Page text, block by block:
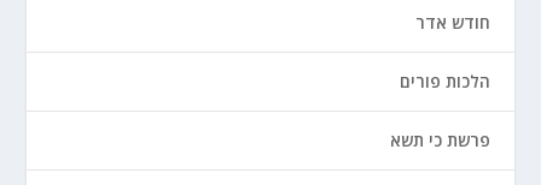
חודש אדר
הלכות פורים
פרשת כי תשא